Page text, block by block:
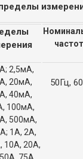
2,5мА,
20мА,
40мА,
100мА,
500мА,
1А, 2А,
10А, 20А,
75А,
50Гц,